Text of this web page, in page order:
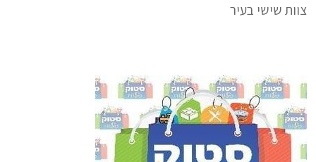
צוות שישי בעיר